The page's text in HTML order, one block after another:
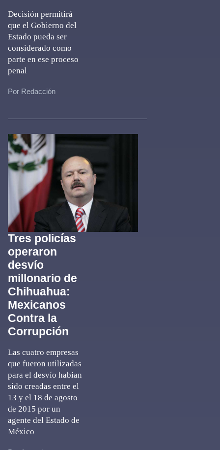
Decisión permitirá
que el Gobierno del
Estado pueda ser
considerado como
parte en ese proceso
penal
Por Redacción
Tres policías
operaron
desvío
millonario de
Chihuahua:
Mexicanos
Contra la
Corrupción
Las cuatro empresas
que fueron utilizadas
para el desvío habían
sido creadas entre el
13 y el 18 de agosto
de 2015 por un
agente del Estado de
México